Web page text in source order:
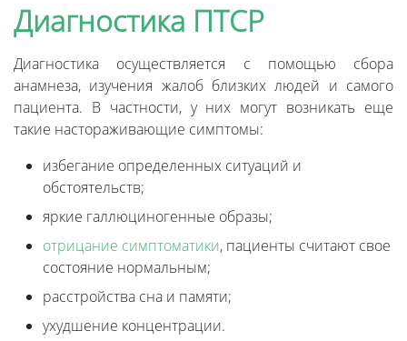
Диагностика ПТСР
Диагностика осуществляется с помощью сбора
анамнеза, изучения жалоб близких людей и самого
пациента. В частности, у них могут возникать еще
такие настораживающие симптомы:
избегание определенных ситуаций и
обстоятельств;
яркие галлюциногенные образы;
отрицание симптоматики, пациенты считают свое
состояние нормальным;
расстройства сна и памяти;
ухудшение концентрации.